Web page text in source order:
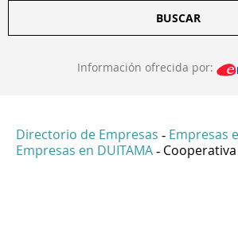
BUSCAR
Información ofrecida por:
Directorio de Empresas - Empresas
Empresas en DUITAMA -